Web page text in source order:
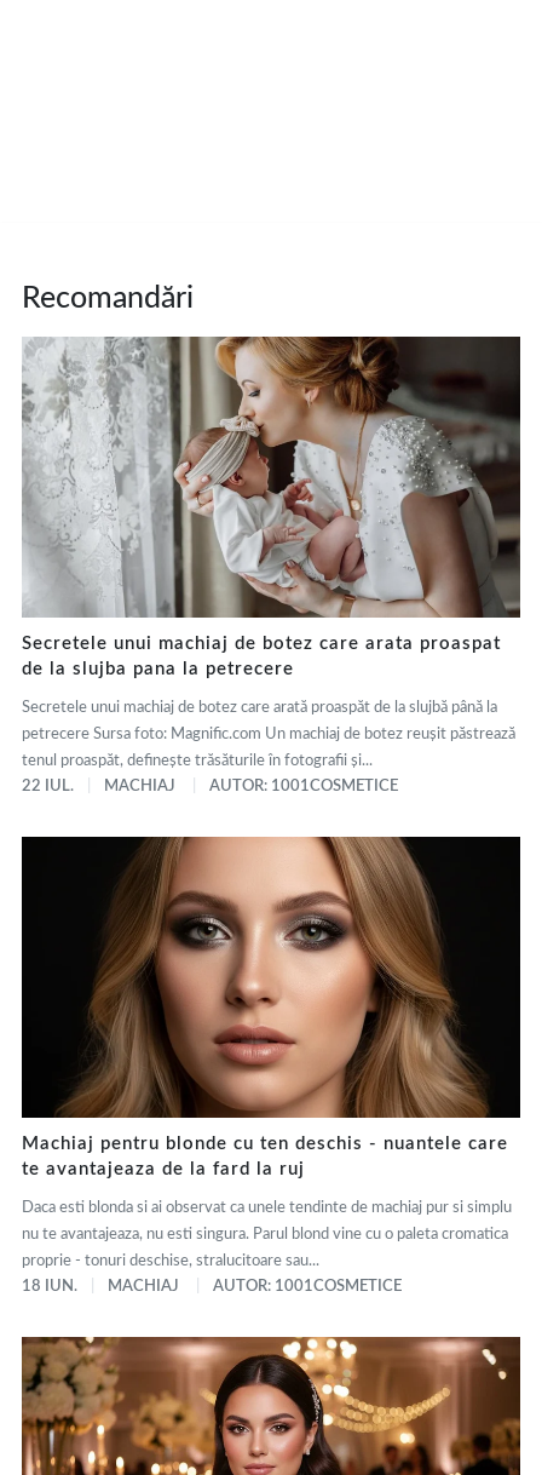
Recomandări
Secretele unui machiaj de botez care arata proaspat
de la slujba pana la petrecere
Secretele unui machiaj de botez care arată proaspăt de la slujbă până la
petrecere Sursa foto: Magnific.com Un machiaj de botez reușit păstrează
tenul proaspăt, definește trăsăturile în fotografii și...
22 IUL.
MACHIAJ AUTOR: 1001COSMETICE
Machiaj pentru blonde cu ten deschis - nuantele care
te avantajeaza de la fard la ruj
Daca esti blonda si ai observat ca unele tendinte de machiaj pur si simplu
nu te avantajeaza, nu esti singura. Parul blond vine cu o paleta cromatica
proprie - tonuri deschise, stralucitoare sau...
18 IUN.
MACHIAJ AUTOR: 1001COSMETICE